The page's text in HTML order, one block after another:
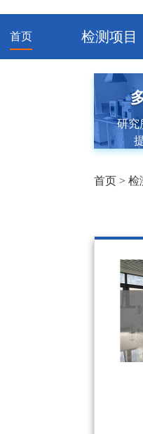
首页 检测项目
研究
首页 >检